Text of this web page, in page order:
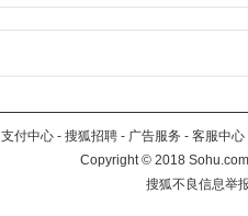
支付中心 - 搜狐招聘 - 广告服务 - 客服中心
Copyright©2018
搜狐不良信息举